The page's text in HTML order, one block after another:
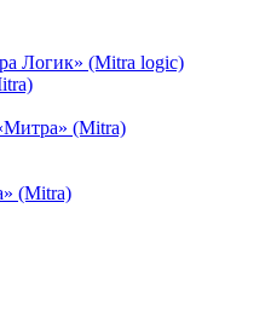
Логик» (Mitra logic)
(Mitra)
(Mitra)